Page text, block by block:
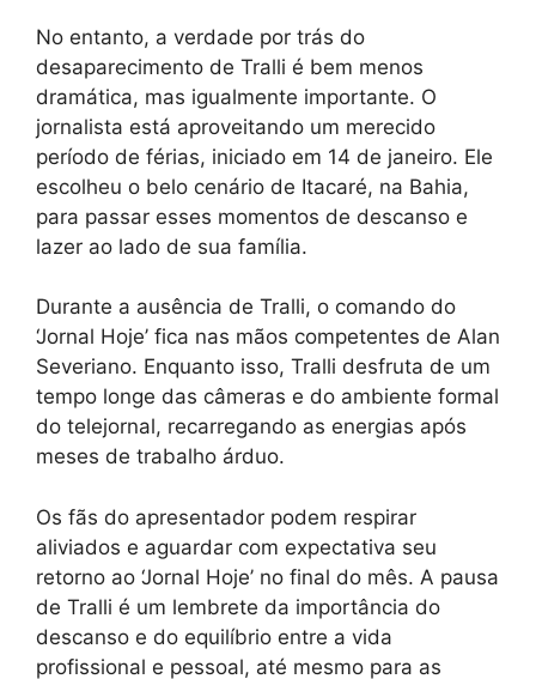
No entanto, a verdade por trás do
desaparecimento de Tralli é bem menos
dramática, mas igualmente importante. O
jornalista está aproveitando um merecido
período de férias, iniciado em 14 de janeiro. Ele
escolheu o belo cenário de Itacaré, na Bahia,
para passar esses momentos de descanso e
lazer ao lado de sua família.
Durante a ausência de Tralli, o comando do
‘Jornal Hoje’ fica nas mãos competentes de Alan
Severiano. Enquanto isso, Tralli desfruta de um
tempo longe das câmeras e do ambiente formal
do telejornal, recarregando as energias após
meses de trabalho árduo.
Os fãs do apresentador podem respirar
aliviados e aguardar com expectativa seu
retorno ao ‘Jornal Hoje’ no final do mês. A pausa
de Tralli é um lembrete da importância do
descanso e do equilíbrio entre a vida
profissional e pessoal, até mesmo para as